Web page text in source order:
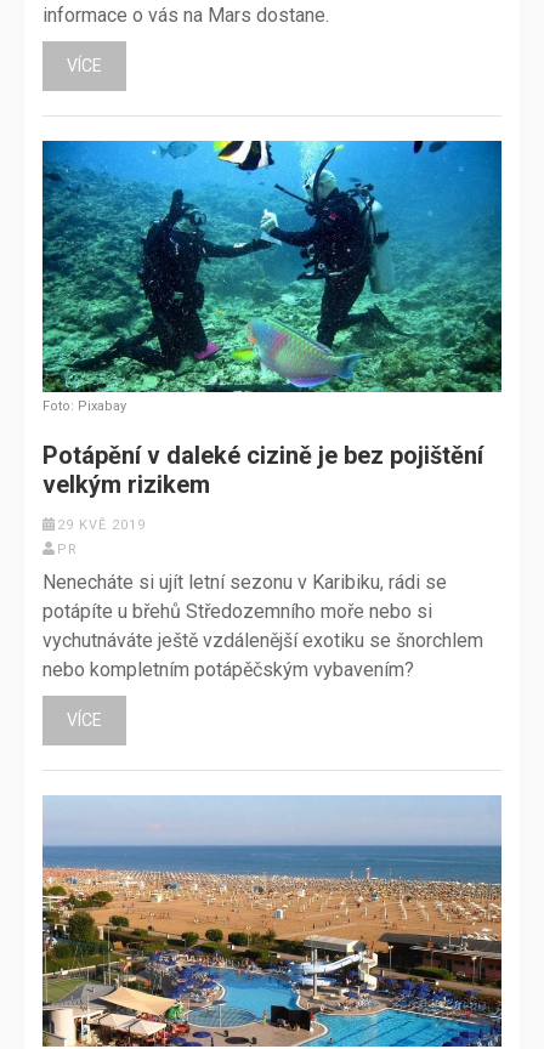
informace o vás na Mars dostane.
VÍCE
Foto: Pixabay
Potápění v daleké cizině je bez pojištění
velkým rizikem
29 KVĚ 2019
PR
Nenecháte si ujít letní sezonu v Karibiku, rádi se
potápíte u břehů Středozemního moře nebo si
vychutnáváte ještě vzdálenější exotiku se šnorchlem
nebo kompletním potápěčským vybavením?
VÍCE